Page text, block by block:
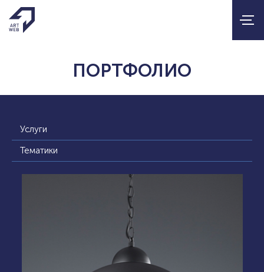
ПОРТФОЛИО
Услуги
Тематики